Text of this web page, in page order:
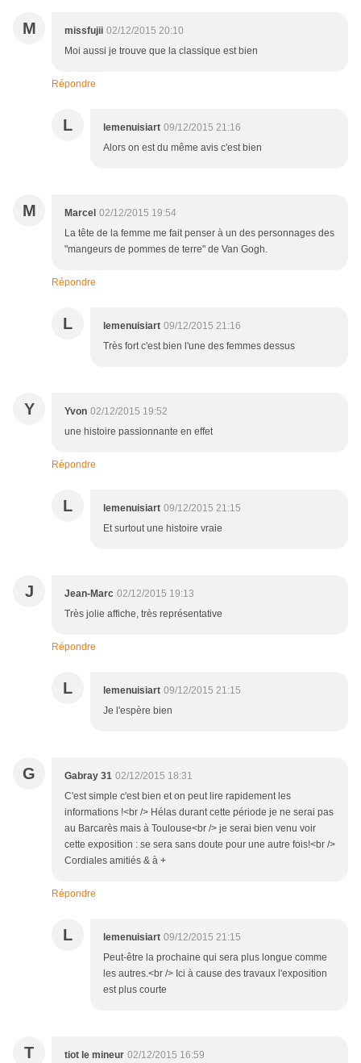
M missfujii 02/12/2015 20:10
Moi aussi je trouve que la classique est bien
Répondre
L lemenuisiart 09/12/2015 21:16
Alors on est du même avis c'est bien
M Marcel 02/12/2015 19:54
La tête de la femme me fait penser à un des personnages des
"mangeurs de pommes de terre" de Van Gogh.
Répondre
L lemenuisiart 09/12/2015 21:16
Très fort c'est bien l'une des femmes dessus
Y Yvon 02/12/2015 19:52
une histoire passionnante en effet
Répondre
L lemenuisiart 09/12/2015 21:15
Et surtout une histoire vraie
J Jean-Marc 02/12/2015 19:13
Très jolie affiche, très représentative
Répondre
L lemenuisiart 09/12/2015 21:15
Je l'espère bien
G Gabray 31 02/12/2015 18:31
C'est simple c'est bien et on peut lire rapidement les
informations !<br /> Hélas durant cette période je ne serai pas
au Barcarès mais à Toulouse<br /> je serai bien venu voir
cette exposition : se sera sans doute pour une autre fois!<br />
Cordiales amitiés & à +
Répondre
L lemenuisiart 09/12/2015 21:15
Peut-être la prochaine qui sera plus longue comme
les autres.<br /> Ici à cause des travaux l'exposition
est plus courte
T tiot le mineur 02/12/2015 16:59